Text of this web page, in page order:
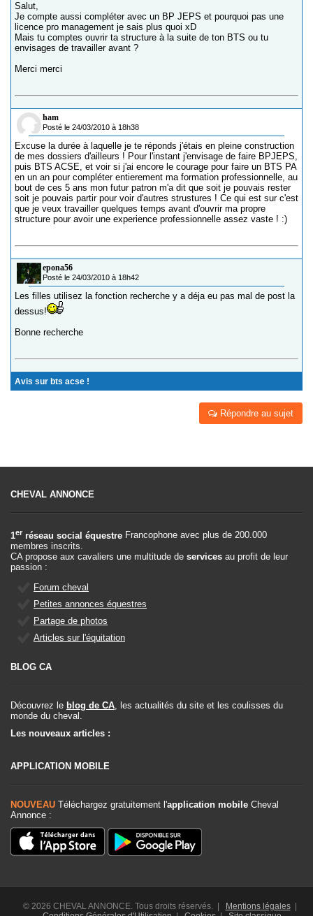
Salut,
Je compte aussi compléter avec un BP JEPS et pourquoi pas une
licence pro management je sais plus quoi xD
Mais tu comptes ouvrir ta structure à la suite de ton BTS ou tu
envisages de travailler avant ?
Merci merci
ham
Posté le 24/03/2010 à 18h38
Excuse la durée à laquelle je te réponds j'étais en pleine construction
de mes dossiers d'ailleurs ! Pour l'instant j'envisage de faire BPJEPS,
puis BTS ACSE, et voir si j'ai encore le courage pour faire un BTS PA
en un an pour compléter entierement ma formation professionnelle, au
bout de ces 5 ans mon futur patron m'a dit que soit je pouvais rester
soit je pouvais partir pour voir d'autres strustures ! Ce qui est sur c'est
que je veux travailler quelques temps avant d'ouvrir ma propre
structure pour avoir une experience professionnelle assez vaste ! :)
epona56
Posté le 24/03/2010 à 18h42
Les filles utilisez la fonction recherche y a déja eu pas mal de post la
dessus!
Bonne recherche
Avis sur bts acse !
Répondre au sujet
CHEVAL ANNONCE
1er réseau social équestre Francophone avec plus de 200.000
membres inscrits.
CA propose aux cavaliers une multitude de services au profit de leur
passion :
Forum cheval
Petites annonces équestres
Partage de photos
Articles sur l'équitation
BLOG CA
Découvrez le blog de CA , les actualités du site et les coulisses du
monde du cheval.
Les nouveaux articles :
APPLICATION MOBILE
NOUVEAU Téléchargez gratuitement l'application mobile Cheval
Annonce :
© 2026 CHEVAL ANNONCE. Tous droits réservés. | Mentions légales|